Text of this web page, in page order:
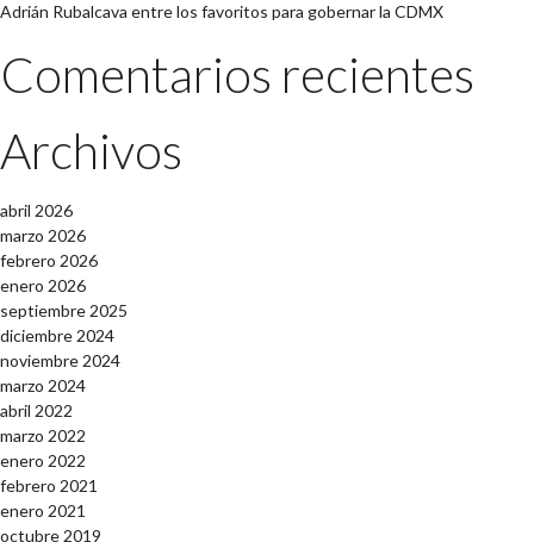
Adrián Rubalcava entre los favoritos para gobernar la CDMX
Comentarios recientes
Archivos
abril 2026
marzo 2026
febrero 2026
enero 2026
septiembre 2025
diciembre 2024
noviembre 2024
marzo 2024
abril 2022
marzo 2022
enero 2022
febrero 2021
enero 2021
octubre 2019